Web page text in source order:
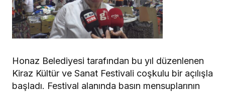
Honaz Belediyesi tarafından bu yıl düzenlenen
Kiraz Kültür ve Sanat Festivali coşkulu bir açılışla
başladı. Festival alanında basın mensuplarının